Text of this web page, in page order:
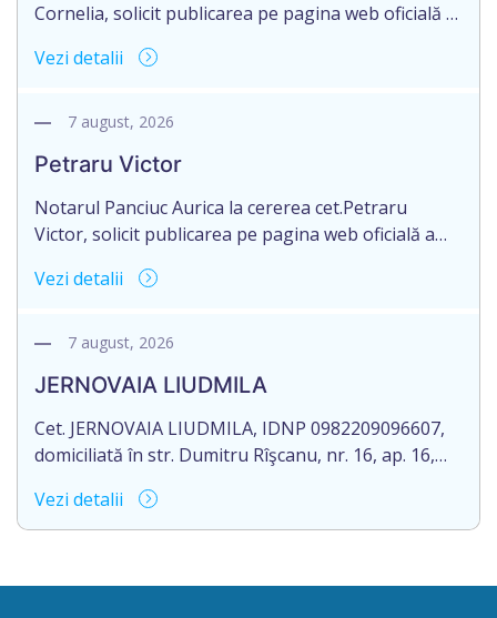
Cornelia, solicit publicarea pe pagina web oficială a
pierderea originalului actului notarial cu următorul
notarial cet.Rudinschi Cornelia, domiciliată în
nr.52, aduce la cunoștință pierderea originalului
actului notarial: Contractului de donație nr.4493 din
28.07.2017.––––––––––––––––– Plata […]
Vezi detalii
7 august, 2026
Petraru Victor
Notarul Panciuc Aurica la cererea cet.Petraru
Victor, solicit publicarea pe pagina web oficială a
pierderea originalului actului notarial cu următorul
notarial cet.Petraru Victor, domiciliat în Republica
cunoștință pierderea originalului actului notarial:
Certificatelor de moștenitor legal nr.2147 și nr.2149
[…]
Vezi detalii
7 august, 2026
JERNOVAIA LIUDMILA
Cet. JERNOVAIA LIUDMILA, IDNP 0982209096607,
domiciliată în str. Dumitru Rîşcanu, nr. 16, ap. 16,
cunoștință pierderea originalului actului notarial:
Certificatului de moştenitor testamentar cu Nr.
Valentina Dumanschi, cu sediul în str. Tricolorului
Vezi detalii